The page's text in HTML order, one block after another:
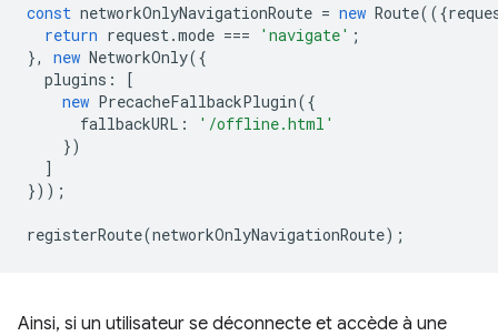
const networkOnlyNavigationRoute = new Route(({
return request.mode === 'navigate' ;
},
new NetworkOnly({
plugins :
[
new PrecacheFallbackPlugin({
fallbackURL :
'/offline.html'
})
]
}));
registerRoute(networkOnlyNavigationRoute);
Ainsi, si un utilisateur se déconnecte et accède à une